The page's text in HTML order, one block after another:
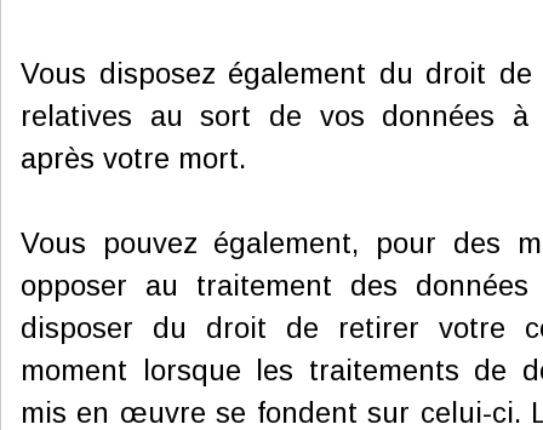
Vous disposez également du droit
relatives au sort de vos données à
après votre mort.
Vous pouvez également, pour des
opposer au traitement des
disposer du droit de retirer votre
moment lorsque les traitements de
mis en œuvre se fondent sur celui-ci.